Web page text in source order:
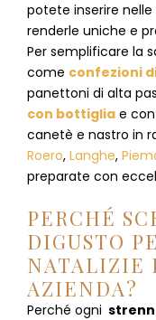
potete inserire
renderle uniche e
Per semplificare la
come confezioni
panettoni di alta
con bottiglia e
canetè e nastro in
Roero, Langhe,
preparate con
PERCHÉ
DIGUSTO
NATALIZIE
AZIENDA?
Perché ogni